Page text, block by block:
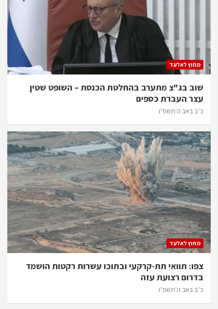
מחוץ לאלעד
שוב בג"צ מתערב בהחלטת הכנסת – השופט שטין
עצר העברת כספים
כ״ב באב ה׳תשפ״ו
מחוץ לאלעד
צפו: תוואי תת-קרקעי ובתוכו עשרות רקטות הושמד
בדרום רצועת עזה
כ״ב באב ה׳תשפ״ו